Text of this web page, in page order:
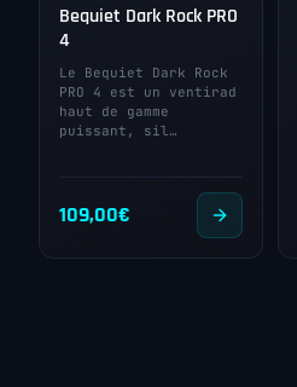
Bequiet Dark Rock PRO
4
Le Bequiet Dark Rock
PRO 4 est un ventirad
haut de gamme
puissant, sil…
109,00€